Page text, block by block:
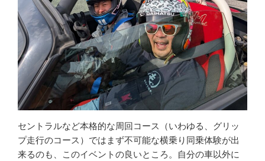
セントラルなど本格的な周回コース（いわゆる、グリッ
プ走行のコース）ではまず不可能な横乗り同乗体験が出
来るのも、このイベントの良いところ。自分の車以外に